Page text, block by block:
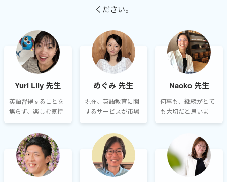
ください。
Yuri Lily 先生
英語習得することを
焦らず、楽しむ気持
ム感覚なスタートを
心がけていて、トラ
ンプを使って講師が
持っているトランプ
めぐみ 先生
現在、英語教育に関
するサービスが市場
ぶのに迷ってしまう
ご家庭も多いと思い
ます。ワールドトー
クでは、数多くの講
Naoko 先生
何事も、継続がとて
も大切だと思いま
えなくても必ず結果
がついてきます。あ
きらめないことが必
ず結果と自信につな